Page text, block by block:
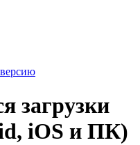
загрузки
iOS и ПК)